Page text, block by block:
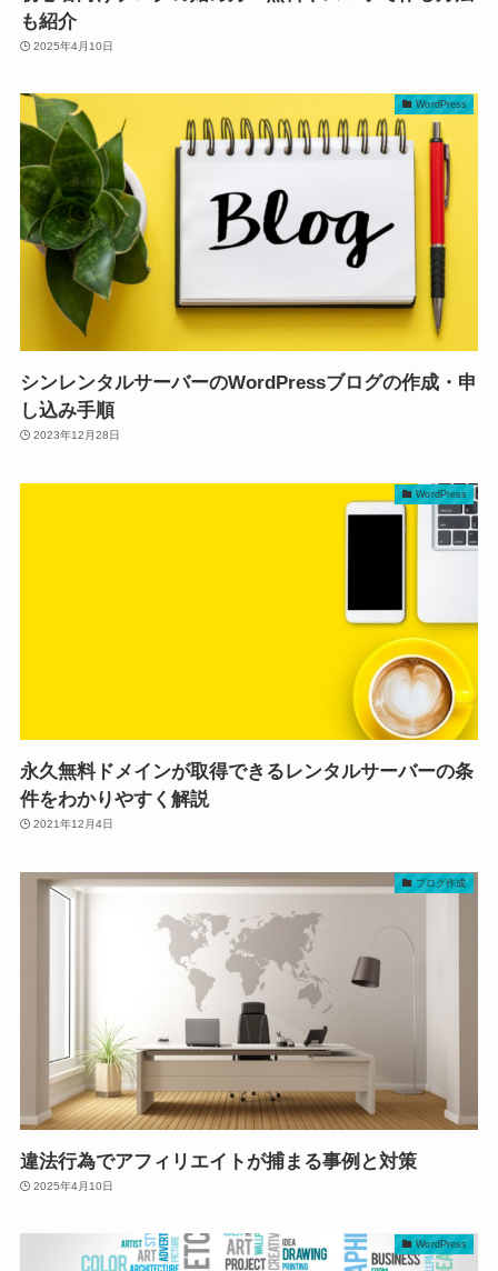
も紹介
2025年4月10日
WordPress
シンレンタルサーバーのWordPressブログの作成・申
し込み手順
2023年12月28日
WordPress
永久無料ドメインが取得できるレンタルサーバーの条
件をわかりやすく解説
2021年12月4日
ブログ作成
違法行為でアフィリエイトが捕まる事例と対策
2025年4月10日
WordPress